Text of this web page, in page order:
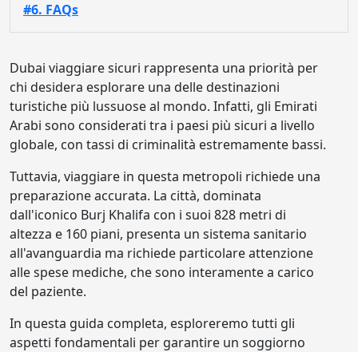
#6. FAQs
Dubai viaggiare sicuri rappresenta una priorità per
chi desidera esplorare una delle destinazioni
turistiche più lussuose al mondo. Infatti, gli Emirati
Arabi sono considerati tra i paesi più sicuri a livello
globale, con tassi di criminalità estremamente bassi.
Tuttavia, viaggiare in questa metropoli richiede una
preparazione accurata. La città, dominata
dall'iconico Burj Khalifa con i suoi 828 metri di
altezza e 160 piani, presenta un sistema sanitario
all'avanguardia ma richiede particolare attenzione
alle spese mediche, che sono interamente a carico
del paziente.
In questa guida completa, esploreremo tutti gli
aspetti fondamentali per garantire un soggiorno